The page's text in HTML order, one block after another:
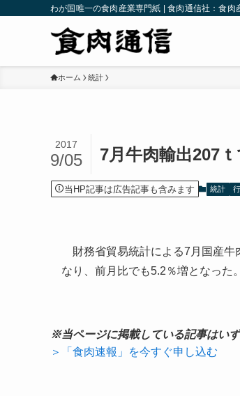
わが国唯一の食肉産業専門紙 | 食肉通信社：食肉
ホーム 統計
7月牛肉輸出207
2017
9/05
当HP記事は広告記事も含みます 統計
財務省貿易統計による7月国産牛
なり、前月比でも5.2％増となった
※当ページに掲載している記事はい
＞「食肉速報」を今すぐ申し込む